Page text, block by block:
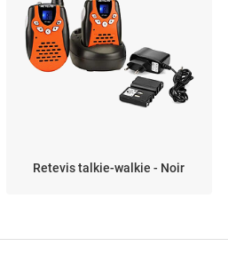
Retevis talkie-walkie - Noir